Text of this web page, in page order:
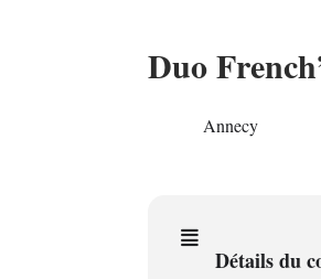
Duo
Annecy
Détails du